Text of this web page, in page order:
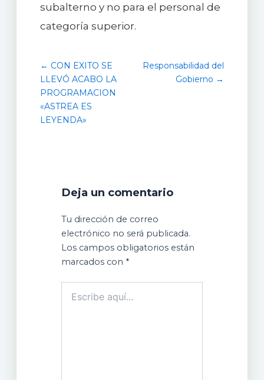
subalterno y no para el personal de
categoría superior.
← CON EXITO SE
LLEVÓ ACABO LA
PROGRAMACION
«ASTREA ES
LEYENDA»
Responsabilidad del
Gobierno →
Deja un comentario
Tu dirección de correo
electrónico no será publicada.
Los campos obligatorios están
marcados con *
aquí...